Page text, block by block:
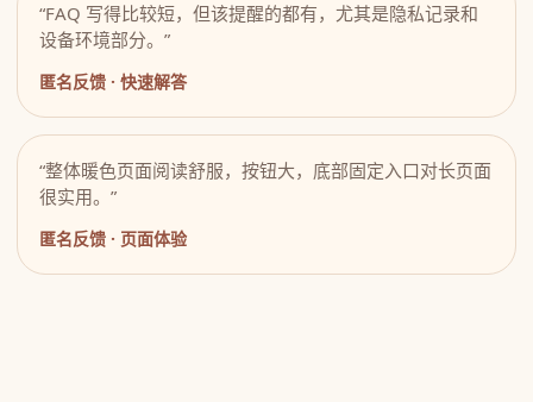
“FAQ 写得比较短，但该提醒的都有，尤其是隐私记录和
设备环境部分。”
匿名反馈 · 快速解答
“整体暖色页面阅读舒服，按钮大，底部固定入口对长页面
很实用。”
匿名反馈 · 页面体验